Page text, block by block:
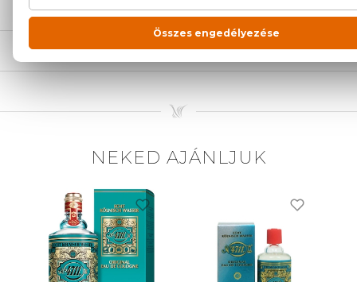
ÉRTÉKELÉSEK (0)
SZÁLLÍTÁS
NEKED AJÁNLJUK